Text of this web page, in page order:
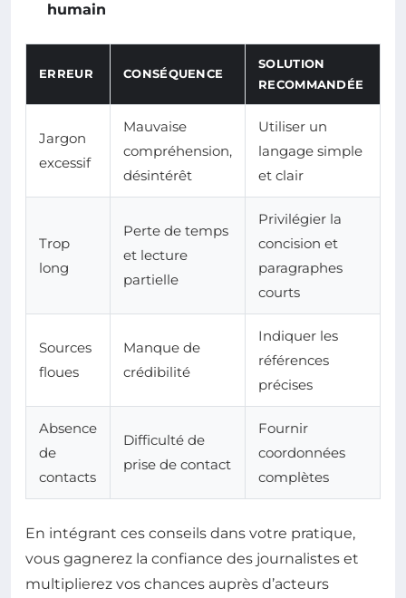
humain
ERREUR CONSÉQUENCE
SOLUTION
RECOMMANDÉE
Jargon
excessif
Mauvaise
compréhension,
désintérêt
Utiliser un
langage simple
et clair
Trop
long
Perte de temps
et lecture
partielle
Privilégier la
concision et
paragraphes
courts
Sources
floues
Manque de
crédibilité
Indiquer les
références
précises
Absence
de
contacts
Difficulté de
prise de contact
Fournir
coordonnées
complètes
En intégrant ces conseils dans votre pratique,
vous gagnerez la confiance des journalistes et
multiplierez vos chances auprès d’acteurs